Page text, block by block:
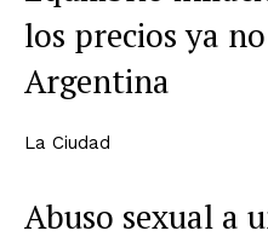
los precios ya
Argentina
La Ciudad
Abuso sexual a